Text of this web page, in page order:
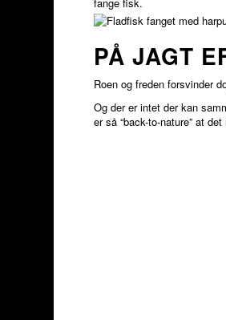
PÅ JAGT
Roen og freden forsvinder
Og der er intet der kan
er så “back-to-nature” at